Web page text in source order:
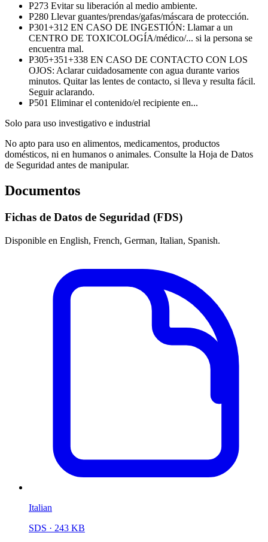
P273 Evitar su liberación al medio ambiente.
P280 Llevar guantes/prendas/gafas/máscara de protección.
P301+312 EN CASO DE INGESTIÓN: Llamar a un
CENTRO DE TOXICOLOGÍA/médico/... si la persona se
encuentra mal.
P305+351+338 EN CASO DE CONTACTO CON LOS
OJOS: Aclarar cuidadosamente con agua durante varios
minutos. Quitar las lentes de contacto, si lleva y resulta fácil.
Seguir aclarando.
P501 Eliminar el contenido/el recipiente en...
Solo para uso investigativo e industrial
No apto para uso en alimentos, medicamentos, productos
domésticos, ni en humanos o animales. Consulte la Hoja de Datos
de Seguridad antes de manipular.
Documentos
Fichas de Datos de Seguridad (FDS)
Disponible en English, French, German, Italian, Spanish.
Italian
SDS · 243 KB